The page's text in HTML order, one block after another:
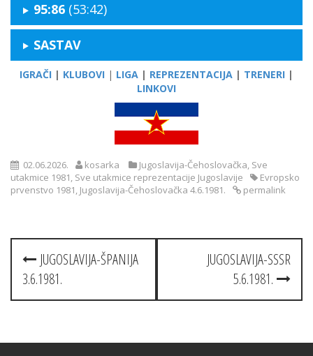
95:86 (53:42)
SASTAV
IGRAČI | KLUBOVI | LIGA | REPREZENTACIJA | TRENERI |
LINKOVI
02.06.2026. kosarka Jugoslavija-Čehoslovačka Sve
utakmice 1981 Sve utakmice reprezentacije Jugoslavije
Evropsko
prvenstvo 1981 Jugoslavija-Čehoslovačka 4.6.1981. permalink
Post
navigation
JUGOSLAVIJA-ŠPANIJA
3.6.1981.
JUGOSLAVIJA-SSSR
5.6.1981.